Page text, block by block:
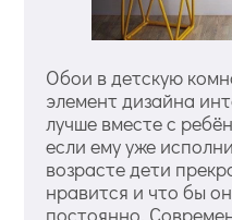
Обои в детскую
элемент дизайна
лучше вместе с
если ему уже
возрасте дети
нравится и что бы
постоянно.